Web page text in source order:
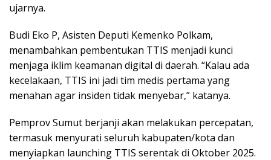
ujarnya.
Budi Eko P, Asisten Deputi Kemenko Polkam,
menambahkan pembentukan TTIS menjadi kunci
menjaga iklim keamanan digital di daerah. “Kalau ada
kecelakaan, TTIS ini jadi tim medis pertama yang
menahan agar insiden tidak menyebar,” katanya.
Pemprov Sumut berjanji akan melakukan percepatan,
termasuk menyurati seluruh kabupaten/kota dan
menyiapkan launching TTIS serentak di Oktober 2025.